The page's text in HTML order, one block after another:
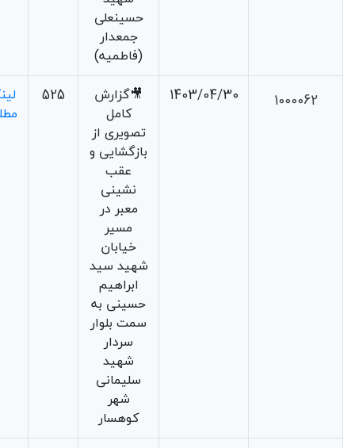
حسینعلی
جمعدار
(فاطمیه)
1000062
1403/04/30
🎥گزارش
کامل
تصویری از
بازگشایی و
عقب
نشینی
معبر در
مسیر
خیابان
شهید سید
ابراهیم
حسینی به
سمت بلوار
سردار
شهید
سلیمانی
شهر
کوهسار
525